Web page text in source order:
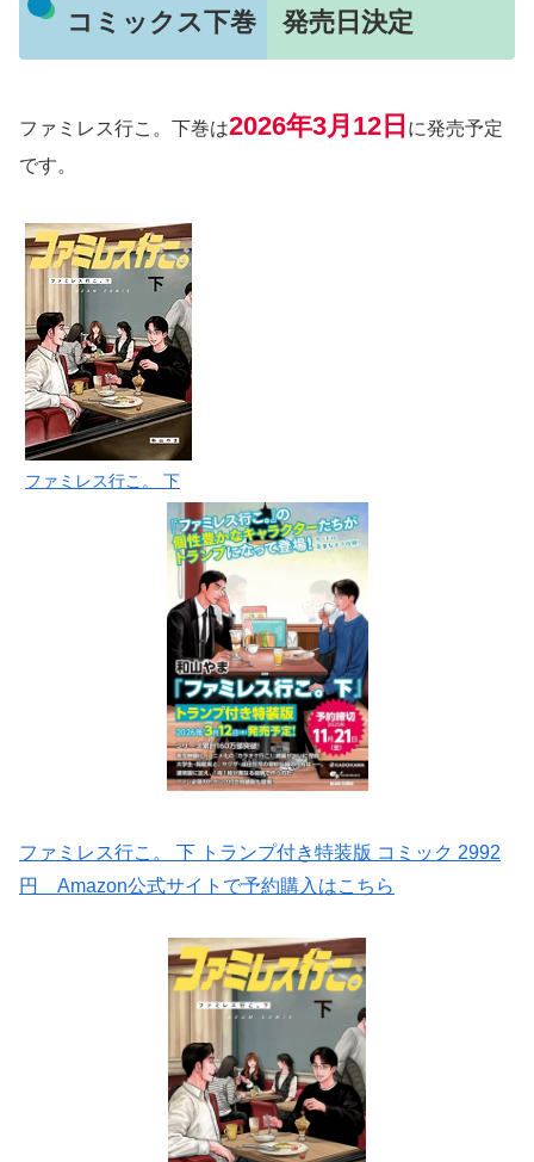
コミックス下巻 発売日決定
ファミレス行こ。下巻は2026年3月12日 に発売予定
です。
ファミレス行こ。 下
ファミレス行こ。 下 トランプ付き特装版 コミック 2992
円 Amazon公式サイトで予約購入はこちら